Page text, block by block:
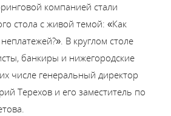
компанией стали
стола с живой темой: «Как
В круглом столе
банкиры и нижегородские
числе генеральный директор
Терехов и его заместитель по